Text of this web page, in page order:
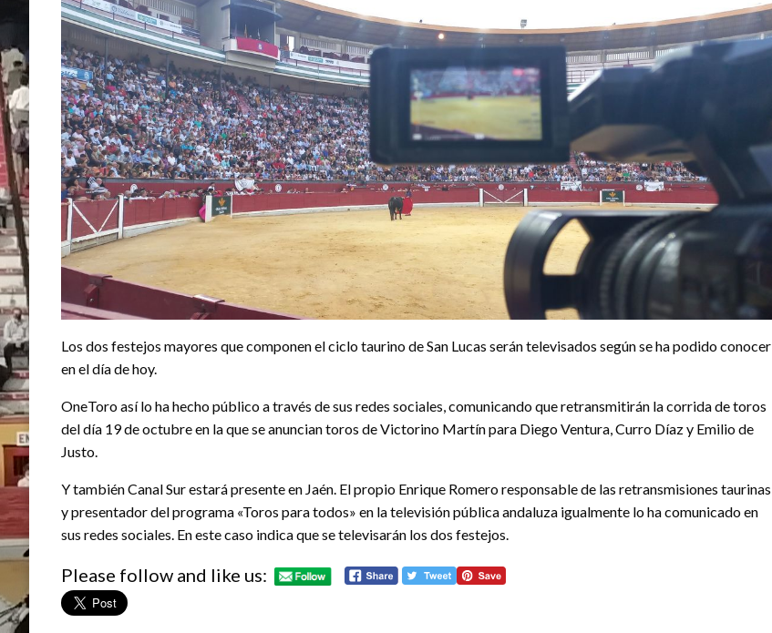
Los dos festejos mayores que componen el ciclo taurino de San Lucas serán televisados según se ha podido conocer
en el día de hoy.
OneToro así lo ha hecho público a través de sus redes sociales, comunicando que retransmitirán la corrida de toros
del día 19 de octubre en la que se anuncian toros de Victorino Martín para Diego Ventura, Curro Díaz y Emilio de
Justo.
Y también Canal Sur estará presente en Jaén. El propio Enrique Romero responsable de las retransmisiones taurinas
y presentador del programa «Toros para todos» en la televisión pública andaluza igualmente lo ha comunicado en
sus redes sociales. En este caso indica que se televisarán los dos festejos.
Please follow and like us: